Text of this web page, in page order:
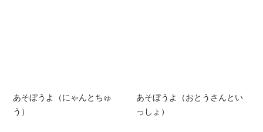
あそぼうよ（にゃんとちゅ
う）
あそぼうよ（おとうさんとい
っしょ）